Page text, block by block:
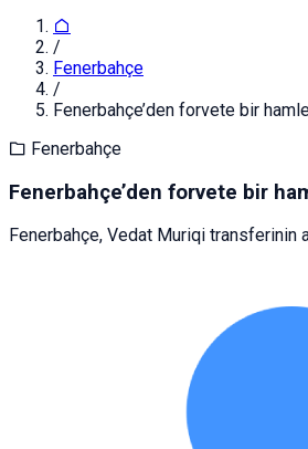
/
Fenerbahçe
/
Fenerbahçe’den forvete bir
Fenerbahçe
Fenerbahçe’den forvete bir
Fenerbahçe, Vedat Muriqi transferinin